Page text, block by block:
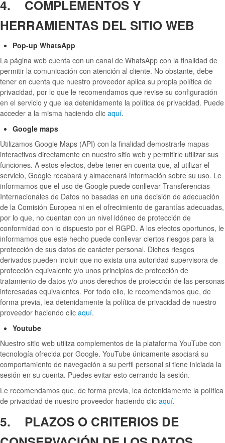
4. COMPLEMENTOS Y
HERRAMIENTAS DEL SITIO WEB
Pop-up WhatsApp
La página web cuenta con un canal de WhatsApp con la finalidad de
permitir la comunicación con atención al cliente. No obstante, debe
tener en cuenta que nuestro proveedor aplica su propia política de
privacidad, por lo que le recomendamos que revise su configuración
en el servicio y que lea detenidamente la política de privacidad. Puede
acceder a la misma haciendo clic aquí.
Google maps
Utilizamos Google Maps (API) con la finalidad demostrarle mapas
interactivos directamente en nuestro sitio web y permitirle utilizar sus
funciones. A estos efectos, debe tener en cuenta que, al utilizar el
servicio, Google recabará y almacenará información sobre su uso. Le
informamos que el uso de Google puede conllevar Transferencias
Internacionales de Datos no basadas en una decisión de adecuación
de la Comisión Europea ni en el ofrecimiento de garantías adecuadas,
por lo que, no cuentan con un nivel idóneo de protección de
conformidad con lo dispuesto por el RGPD. A los efectos oportunos, le
informamos que este hecho puede conllevar ciertos riesgos para la
protección de sus datos de carácter personal. Dichos riesgos
derivados pueden incluir que no exista una autoridad supervisora de
protección equivalente y/o unos principios de protección de
tratamiento de datos y/o unos derechos de protección de las personas
interesadas equivalentes. Por todo ello, le recomendamos que, de
forma previa, lea detenidamente la política de privacidad de nuestro
proveedor haciendo clic aquí.
Youtube
Nuestro sitio web utiliza complementos de la plataforma YouTube con
tecnología ofrecida por Google. YouTube únicamente asociará su
comportamiento de navegación a su perfil personal si tiene iniciada la
sesión en su cuenta. Puedes evitar esto cerrando la sesión.
Le recomendamos que, de forma previa, lea detenidamente la política
de privacidad de nuestro proveedor haciendo clic aquí.
5. PLAZOS O CRITERIOS DE